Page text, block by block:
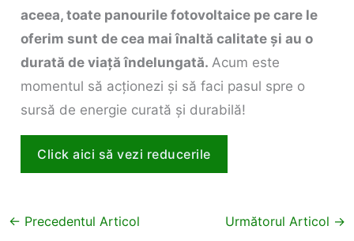
aceea, toate panourile fotovoltaice pe care le
oferim sunt de cea mai înaltă calitate și au o
durată de viață îndelungată. Acum este
momentul să acționezi și să faci pasul spre o
sursă de energie curată și durabilă!
Click aici să vezi reducerile
← Precedentul Articol Următorul Articol →